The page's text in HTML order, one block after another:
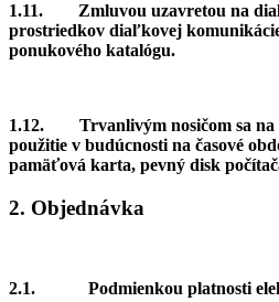
1.11. Zmluvou uzavretou na
prostriedkov diaľkovej
ponukového katalógu.
1.12. Trvanlivým nosičom sa
použitie v budúcnosti na časové
pamäťová karta, pevný disk
2. Objednávka
2.1. Podmienkou platnosti